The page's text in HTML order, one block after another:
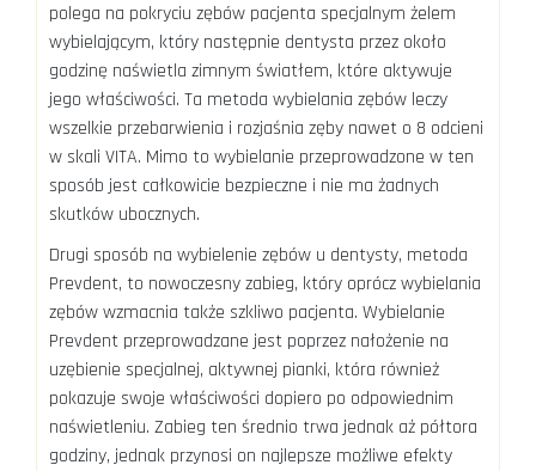
polega na pokryciu zębów pacjenta specjalnym żelem
wybielającym, który następnie dentysta przez około
godzinę naświetla zimnym światłem, które aktywuje
jego właściwości. Ta metoda wybielania zębów leczy
wszelkie przebarwienia i rozjaśnia zęby nawet o 8 odcieni
w skali VITA. Mimo to wybielanie przeprowadzone w ten
sposób jest całkowicie bezpieczne i nie ma żadnych
skutków ubocznych.
Drugi sposób na wybielenie zębów u dentysty, metoda
Prevdent, to nowoczesny zabieg, który oprócz wybielania
zębów wzmacnia także szkliwo pacjenta. Wybielanie
Prevdent przeprowadzane jest poprzez nałożenie na
uzębienie specjalnej, aktywnej pianki, która również
pokazuje swoje właściwości dopiero po odpowiednim
naświetleniu. Zabieg ten średnio trwa jednak aż półtora
godziny, jednak przynosi on najlepsze możliwe efekty